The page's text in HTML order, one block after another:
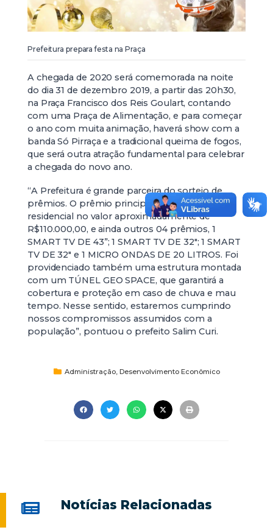
Prefeitura prepara festa na Praça
A chegada de 2020 será comemorada na noite
do dia 31 de dezembro 2019, a partir das 20h30,
na Praça Francisco dos Reis Goulart, contando
com uma Praça de Alimentação, e para começar
o ano com muita animação, haverá show com a
banda Só Pirraça e a tradicional queima de fogos,
que será outra atração fundamental para celebrar
a chegada do novo ano.
“A Prefeitura é grande parceira do sorteio de
prêmios. O prêmio principal é uma casa
residencial no valor aproximadamente de
R$110.000,00, e ainda outros 04 prêmios, 1
SMART TV DE 43”; 1 SMART TV DE 32″; 1 SMART
TV DE 32″ e 1 MICRO ONDAS DE 20 LITROS. Foi
providenciado também uma estrutura montada
com um TÚNEL GEO SPACE, que garantirá a
cobertura e proteção em caso de chuva e mau
tempo. Nesse sentido, estaremos cumprindo
nossos compromissos assumidos com a
população”, pontuou o prefeito Salim Curi.
Administração, Desenvolvimento Econômico
Notícias Relacionadas